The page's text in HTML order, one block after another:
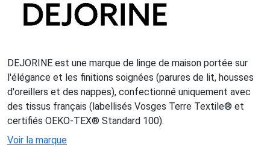
DEJORINE est une marque de linge de maison portée sur
l'élégance et les finitions soignées (parures de lit, housses
d'oreillers et des nappes), confectionné uniquement avec
des tissus français (labellisés Vosges Terre Textile® et
certifiés OEKO-TEX® Standard 100).
Voir la marque